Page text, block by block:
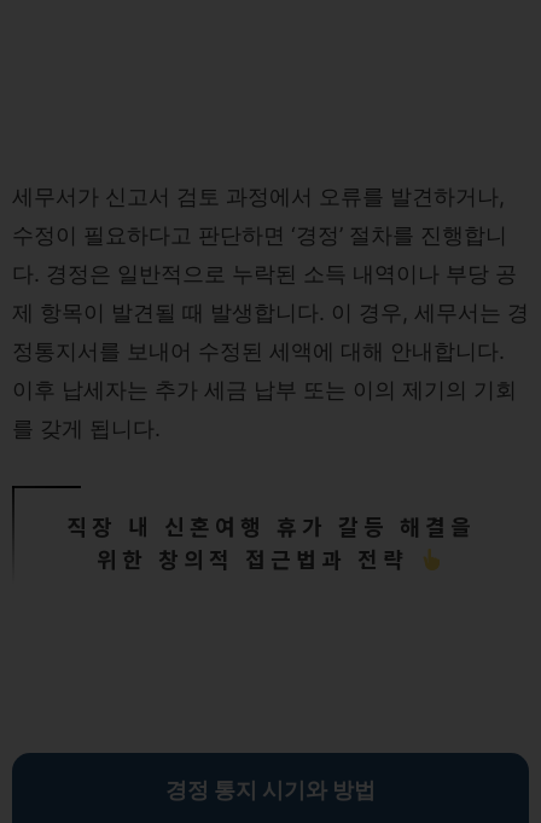
세무서가 신고서 검토 과정에서 오류를 발견하거나,
수정이 필요하다고 판단하면 ‘경정’ 절차를 진행합니
다. 경정은 일반적으로 누락된 소득 내역이나 부당 공
제 항목이 발견될 때 발생합니다. 이 경우, 세무서는 경
정통지서를 보내어 수정된 세액에 대해 안내합니다.
이후 납세자는 추가 세금 납부 또는 이의 제기의 기회
를 갖게 됩니다.
직장 내 신혼여행 휴가 갈등 해결을
위한 창의적 접근법과 전략
경정 통지 시기와 방법